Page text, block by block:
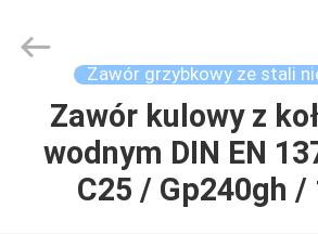
DOM
PRODUKTY
STEEL
GROUP
Zawór grzybkowy ze stali
Zawór kulowy z
wodnym DIN EN
C25 / Gp240gh /